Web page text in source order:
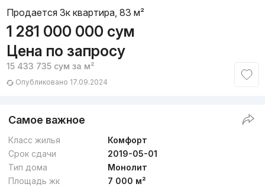
Продается 3к квартира, 83 м²
1 281 000 000 сум
Цена по запросу
15 433 735 сум за м²
Опубликовано 17.09.2024
Самое важное
Класс жилья
Комфорт
Срок сдачи
2019-05-01
Тип дома
Монолит
Площадь жк
7 000 м²